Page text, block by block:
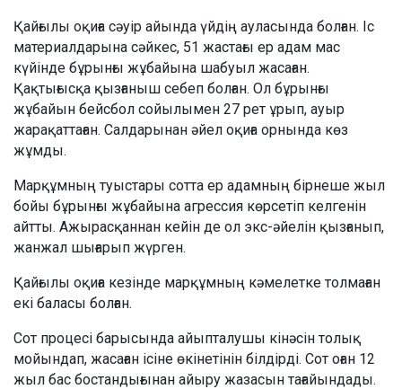
Қайғылы оқиға сәуір айында үйдің ауласында болған. Іс
материалдарына сәйкес, 51 жастағы ер адам мас
күйінде бұрынғы жұбайына шабуыл жасаған.
Қақтығысқа қызғаныш себеп болған. Ол бұрынғы
жұбайын бейсбол сойылымен 27 рет ұрып, ауыр
жарақаттаған. Салдарынан әйел оқиға орнында көз
жұмды.
Марқұмның туыстары сотта ер адамның бірнеше жыл
бойы бұрынғы жұбайына агрессия көрсетіп келгенін
айтты. Ажырасқаннан кейін де ол экс-әйелін қызғанып,
жанжал шығарып жүрген.
Қайғылы оқиға кезінде марқұмның кәмелетке толмаған
екі баласы болған.
Сот процесі барысында айыпталушы кінәсін толық
мойындап, жасаған ісіне өкінетінін білдірді. Сот оған 12
жыл бас бостандығынан айыру жазасын тағайындады.